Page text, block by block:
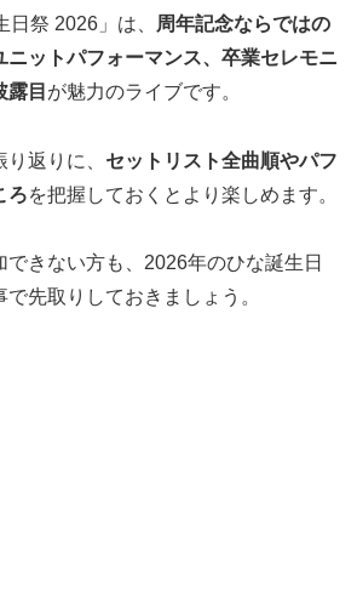
日祭 2026」は、
周年記念ならではの
ニットパフォーマンス、卒業セレモニ
露目 が魅力のライブです。
返りに、 セットリスト全曲順やパフ
ろを把握しておくとより楽しめます。
できない方も、2026年のひな誕生日
先取りしておきましょう。